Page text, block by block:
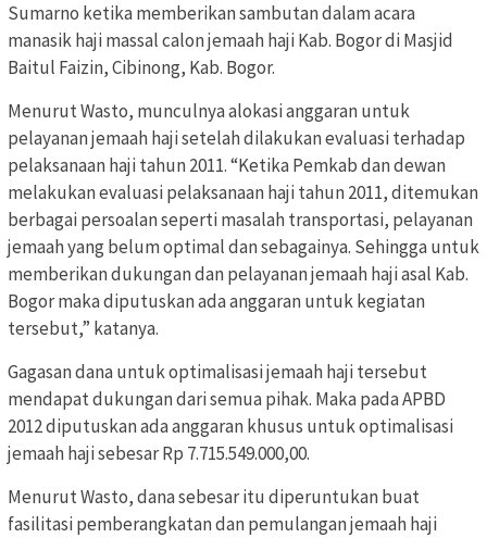
Sumarno ketika memberikan sambutan dalam acara
manasik haji massal calon jemaah haji Kab. Bogor di Masjid
Baitul Faizin, Cibinong, Kab. Bogor.
Menurut Wasto, munculnya alokasi anggaran untuk
pelayanan jemaah haji setelah dilakukan evaluasi terhadap
pelaksanaan haji tahun 2011. “Ketika Pemkab dan dewan
melakukan evaluasi pelaksanaan haji tahun 2011, ditemukan
berbagai persoalan seperti masalah transportasi, pelayanan
jemaah yang belum optimal dan sebagainya. Sehingga untuk
memberikan dukungan dan pelayanan jemaah haji asal Kab.
Bogor maka diputuskan ada anggaran untuk kegiatan
tersebut,” katanya.
Gagasan dana untuk optimalisasi jemaah haji tersebut
mendapat dukungan dari semua pihak. Maka pada APBD
2012 diputuskan ada anggaran khusus untuk optimalisasi
jemaah haji sebesar Rp 7.715.549.000,00.
Menurut Wasto, dana sebesar itu diperuntukan buat
fasilitasi pemberangkatan dan pemulangan jemaah haji